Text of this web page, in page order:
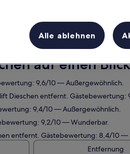
Dieses
7. Aug. - 9.
auf einen Blick
9,6/10 — Außergewöhnlich.
Dieschen entfernt.
9,4/10 — Außergewöhnlich.
9,2/10 — Wunderbar.
entfernt. Gästebewertung: 8,4/10 —
Entfernung
Alle ablehnen